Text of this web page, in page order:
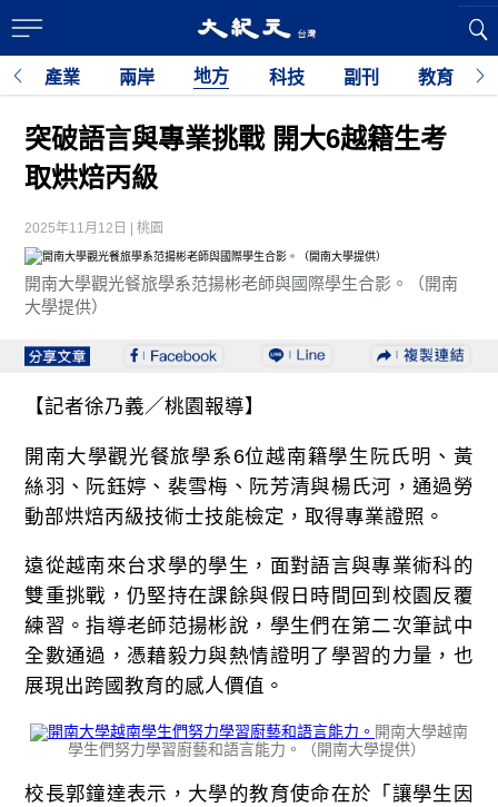
產業 兩岸 地方 科技 副刊 教育
突破語言與專業挑戰 開大6越籍生考
取烘焙丙級
2025年11月12日 | 桃園
開南大學觀光餐旅學系范揚彬老師與國際學生合影。（開南
大學提供）
【記者徐乃義／桃園報導】
開南大學觀光餐旅學系6位越南籍學生阮氏明、黃
絲羽、阮鈺婷、裴雪梅、阮芳清與楊氏河，通過勞
動部烘焙丙級技術士技能檢定，取得專業證照。
遠從越南來台求學的學生，面對語言與專業術科的
雙重挑戰，仍堅持在課餘與假日時間回到校園反覆
練習。指導老師范揚彬說，學生們在第二次筆試中
全數通過，憑藉毅力與熱情證明了學習的力量，也
展現出跨國教育的感人價值。
開南大學越南
學生們努力學習廚藝和語言能力。（開南大學提供）
校長郭鐘達表示，大學的教育使命在於「讓學生因